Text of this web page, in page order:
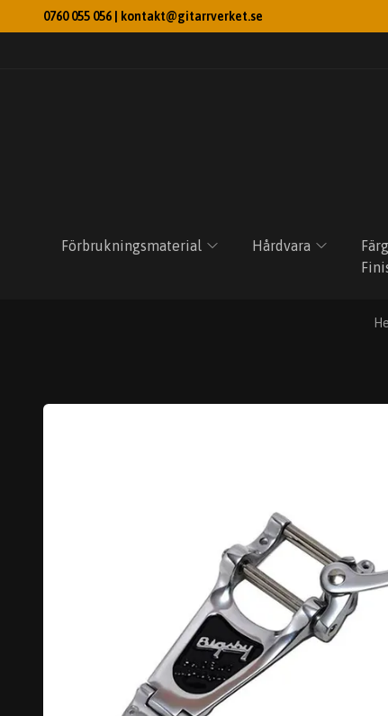
0760 055 056 | kontakt@gitarrverket.se
Förbrukningsmaterial Hårdvara